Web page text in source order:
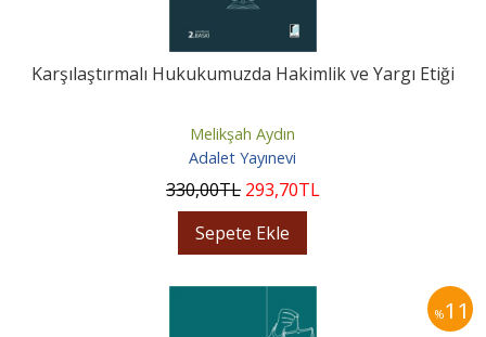
Karşılaştırmalı Hukukumuzda Hakimlik ve Yargı Etiği
Melikşah Aydın
Adalet Yayınevi
330,00TL 293,70TL
Sepete Ekle
%11